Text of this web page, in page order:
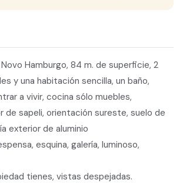
Hamburgo, 84 m. de superficie, 2
y una habitación sencilla, un baño,
a vivir, cocina sólo muebles,
de sapeli, orientación sureste, suelo de
exterior de aluminio
esquina, galería, luminoso,
tienes, vistas despejadas.